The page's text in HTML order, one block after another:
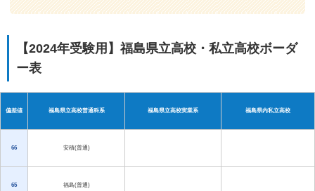
【2024年受験用】福島県立高校・私立高校ボーダ
ー表
偏差値 福島県立高校普通科系 福島県立高校実業系 福島県内私立高校
66 安積(普通)
65 福島(普通)